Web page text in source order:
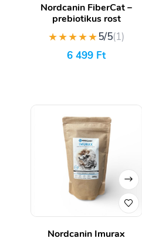
Nordcanin FiberCat –
prebiotikus rost
★★★★★5/5(1)
6 499 Ft
Nordcanin Imurax